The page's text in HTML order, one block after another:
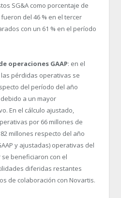
SG&A como porcentaje de
del 46 % en el tercer
con un 61 % en el período
operaciones GAAP: en el
pérdidas operativas se
del período del año
a un mayor
En el cálculo ajustado,
por 66 millones de
millones respecto del año
y ajustadas) operativas del
beneficiaron con el
diferidas restantes
de colaboración con Novartis.